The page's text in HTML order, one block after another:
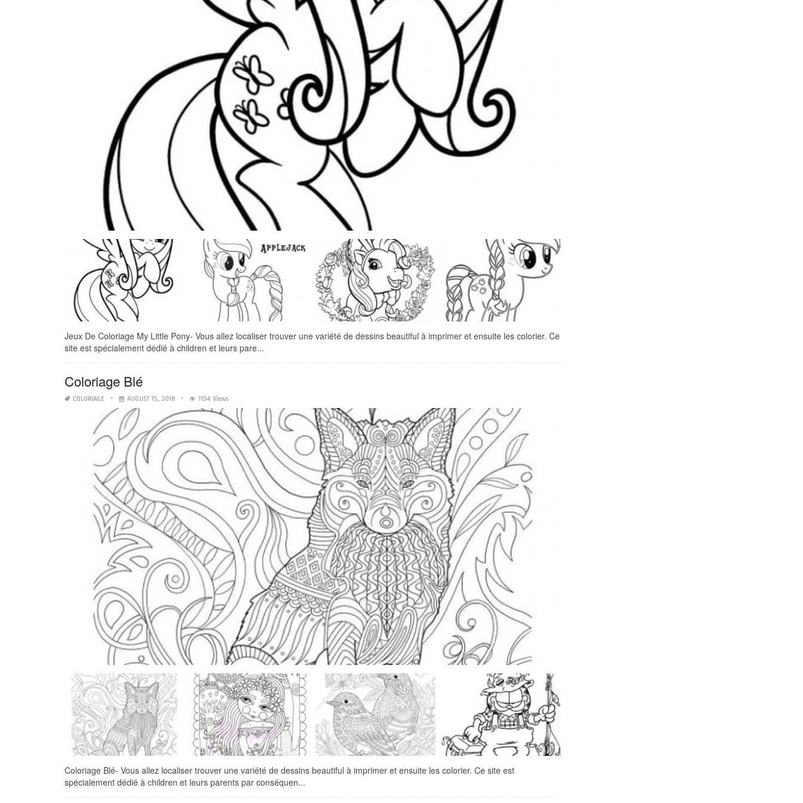
Jeux De Coloriage My Little Pony- Vous allez localiser trouver une variété de dessins beautiful à imprimer et ensuite les colorier. Ce
site est spécialement dédié à children et leurs pare...
Coloriage Blé
COLORIAGE AUGUST 15, 2018 1154 Views
Coloriage Blé- Vous allez localiser trouver une variété de dessins beautiful à imprimer et ensuite les colorier. Ce site est
spécialement dédié à children et leurs parents par conséquen...